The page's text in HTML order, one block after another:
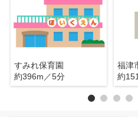
すみれ保育園
約396m／5分
福津
約